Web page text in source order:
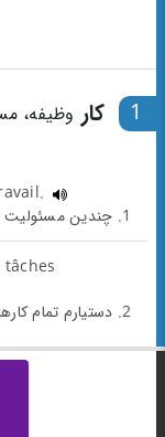
1 کار وظیفه،
1. چندین مسئولیت برای انجام دادن در کارم دارم.
2. دستیارم تمام کارهای اداری را انجام می‌دهد.